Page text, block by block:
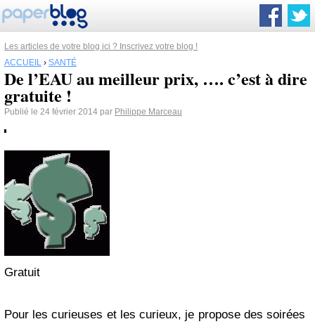
Les articles de votre blog ici ? Inscrivez votre blog !
ACCUEIL › SANTÉ
De l’EAU au meilleur prix, …. c’est à dire
gratuite !
Publié le 24 février 2014 par Philippe Marceau
Gratuit
Pour les curieuses et les curieux, je propose des soirées